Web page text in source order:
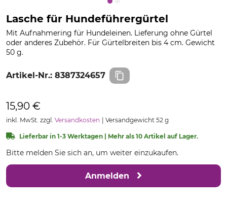
Lasche für Hundeführergürtel
Mit Aufnahmering für Hundeleinen. Lieferung ohne Gürtel
oder anderes Zubehör. Für Gürtelbreiten bis 4 cm. Gewicht
50 g.
Artikel-Nr.: 8387324657
15,90 €
inkl. MwSt. zzgl. Versandkosten Versandgewicht 52 g
Lieferbar in 1-3 Werktagen | Mehr als 10 Artikel auf Lager.
Bitte melden Sie sich an, um weiter einzukaufen.
Anmelden